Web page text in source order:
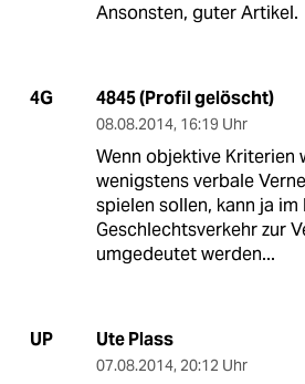
Ansonsten, guter Artikel.
4G 4845 (Profil gelöscht)
08.08.2014, 16:19 Uhr
Wenn objektive Kriterien
wenigstens verbale
spielen sollen, kann ja
Geschlechtsverkehr zur
umgedeutet werden...
UP Ute Plass
07.08.2014, 20:12 Uhr